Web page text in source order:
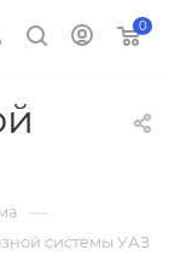
0
—
системы УАЗ